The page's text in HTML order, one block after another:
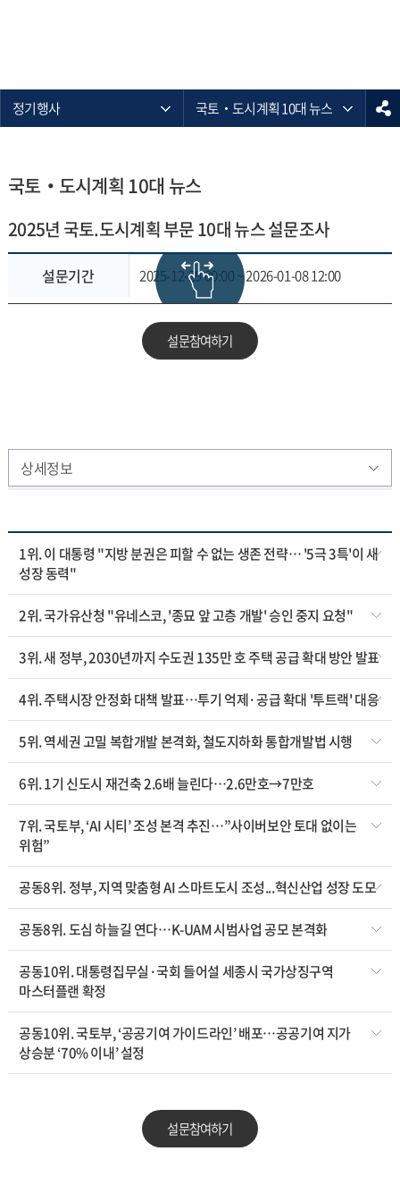
정기행사 국토‧도시계획 10대 뉴스
국토‧도시계획 10대 뉴스
2025년 국토.도시계획 부문 10대 뉴스 설문조사
설문기간 2025-12-29 00:00 ~ 2026-01-08 12:00
설문참여하기
상세정보
1위. 이 대통령 "지방 분권은 피할 수 없는 생존 전략… '5극 3특'이 새
성장 동력"
2위. 국가유산청 "유네스코, '종묘 앞 고층 개발' 승인 중지 요청"
3위. 새 정부, 2030년까지 수도권 135만 호 주택 공급 확대 방안 발표
4위. 주택시장 안정화 대책 발표…투기 억제·공급 확대 '투트랙' 대응
5위. 역세권 고밀 복합개발 본격화, 철도지하화 통합개발법 시행
6위. 1기 신도시 재건축 2.6배 늘린다…2.6만호→7만호
7위. 국토부, ‘AI 시티’ 조성 본격 추진…”사이버보안 토대 없이는
위험”
공동8위. 정부, 지역 맞춤형 AI 스마트도시 조성...혁신산업 성장 도모
공동8위. 도심 하늘길 연다…K-UAM 시범사업 공모 본격화
공동10위. 대통령집무실·국회 들어설 세종시 국가상징구역
마스터플랜 확정
공동10위. 국토부, ‘공공기여 가이드라인’ 배포…공공기여 지가
상승분 ‘70% 이내’ 설정
설문참여하기